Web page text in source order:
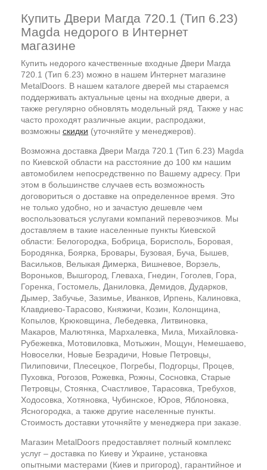
Купить Двери Магда 720.1 (Тип 6.23)
Magda недорого в Интернет
магазине
Купить недорого качественные входные Двери Магда
720.1 (Тип 6.23) можно в нашем Интернет магазине
MetalDoors. В нашем каталоге дверей мы стараемся
поддерживать актуальные цены на входные двери, а
также регулярно обновлять модельный ряд. Также у нас
часто проходят различные акции, распродажи,
возможны скидки (уточняйте у менеджеров).
Возможна доставка Двери Магда 720.1 (Тип 6.23) Magda
по Киевской области на расстояние до 100 км нашим
автомобилем непосредственно по Вашему адресу. При
этом в большинстве случаев есть возможность
договориться о доставке на определенное время. Это
не только удобно, но и зачастую дешевле чем
воспользоваться услугами компаний перевозчиков. Мы
доставляем в такие населенные пункты Киевской
области: Белогородка, Бобрица, Борисполь, Боровая,
Бородянка, Боярка, Бровары, Бузовая, Буча, Бышев,
Васильков, Велыкая Димерка, Вишневое, Ворзель,
Вороньков, Вышгород, Глеваха, Гнедин, Гоголев, Гора,
Горенка, Гостомель, Даниловка, Демидов, Дударков,
Дымер, Забучье, Зазимье, Иванков, Ирпень, Калиновка,
Клавдиево-Тарасово, Княжичи, Козин, Колонщина,
Копылов, Крюковщина, Лебедевка, Литвиновка,
Макаров, Малютянка, Мархалевка, Мила, Михайловка-
Рубежевка, Мотовиловка, Мотыжин, Мощун, Немешаево,
Новоселки, Новые Безрадичи, Новые Петровцы,
Пилиповичи, Плесецкое, Погребы, Подгорцы, Процев,
Пуховка, Рогозов, Рожевка, Рожны, Сосновка, Старые
Петровцы, Стоянка, Счастливое, Тарасовка, Требухов,
Ходосовка, Хотяновка, Чубинское, Юров, Яблоновка,
Ясногородка, а также другие населенные пункты.
Стоимость доставки уточняйте у менеджера при заказе.
Магазин MetalDoors предоставляет полный комплекс
услуг – доставка по Киеву и Украине, установка
опытными мастерами (Киев и пригород), гарантийное и